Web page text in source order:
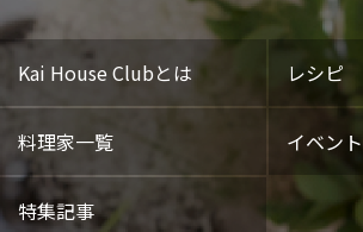
Kai House Clubとは レシピ
料理家一覧 イベント
特集記事